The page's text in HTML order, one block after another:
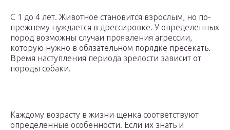
С 1 до 4 лет. Животное становится взрослым, но по-
прежнему нуждается в дрессировке. У определенных
пород возможны случаи проявления агрессии,
которую нужно в обязательном порядке пресекать.
Время наступления периода зрелости зависит от
породы собаки.
Каждому возрасту в жизни щенка соответствуют
определенные особенности. Если их знать и